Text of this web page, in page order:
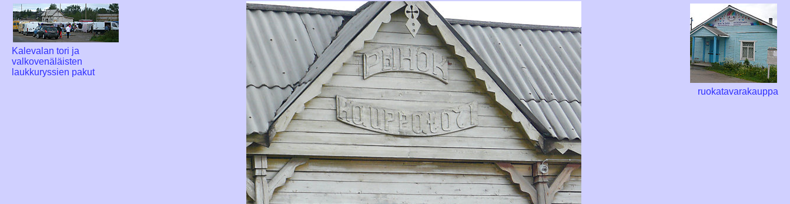
Kalevalan tori ja
valkovenäläisten
laukkuryssien pakut
ruokatavarakauppa